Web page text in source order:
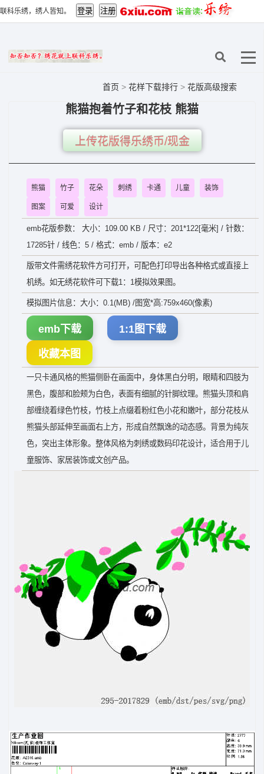
联科乐绣，绣人皆知。
首页 > 花样下载排行 > 花版高级搜索
熊猫抱着竹子和花枝 熊猫
上传花版得乐绣币/现金
熊猫 竹子 花朵 刺绣 卡通 儿童 装饰
图案 可爱 设计
emb花版参数： 大小：109.00 KB / 尺寸：201*122[毫米] / 针数：
17285针 / 线色：5 / 格式：emb / 版本：e2
版带文件需绣花软件方可打开，可配色打印导出各种格式或直接上
机绣。如无绣花软件可下载1：1模拟效果图。
模拟图片信息：大小：0.1(MB) /图宽*高:759x460(像素)
emb下载 1:1图下载
收藏本图
一只卡通风格的熊猫侧卧在画面中，身体黑白分明，眼睛和四肢为
黑色，腹部和脸颊为白色，表面有细腻的针脚纹理。熊猫头顶和肩
部缠绕着绿色竹枝，竹枝上点缀着粉红色小花和嫩叶，部分花枝从
熊猫头部延伸至画面右上方，形成自然飘逸的动态感。背景为纯灰
色，突出主体形象。整体风格为刺绣或数码印花设计，适合用于儿
童服饰、家居装饰或文创产品。